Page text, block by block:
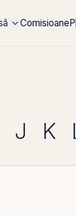
Comisioane
J K